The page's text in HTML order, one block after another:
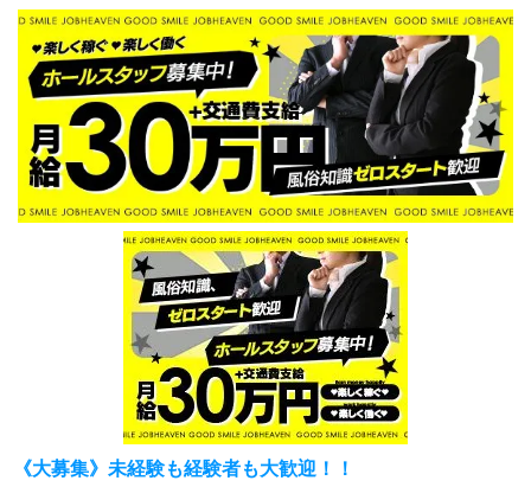
《大募集》未経験も経験者も大歓迎！！